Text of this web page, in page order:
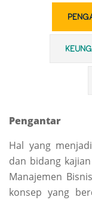
Pengantar
Hal yang
dan bidang
Manajemen
konsep yang